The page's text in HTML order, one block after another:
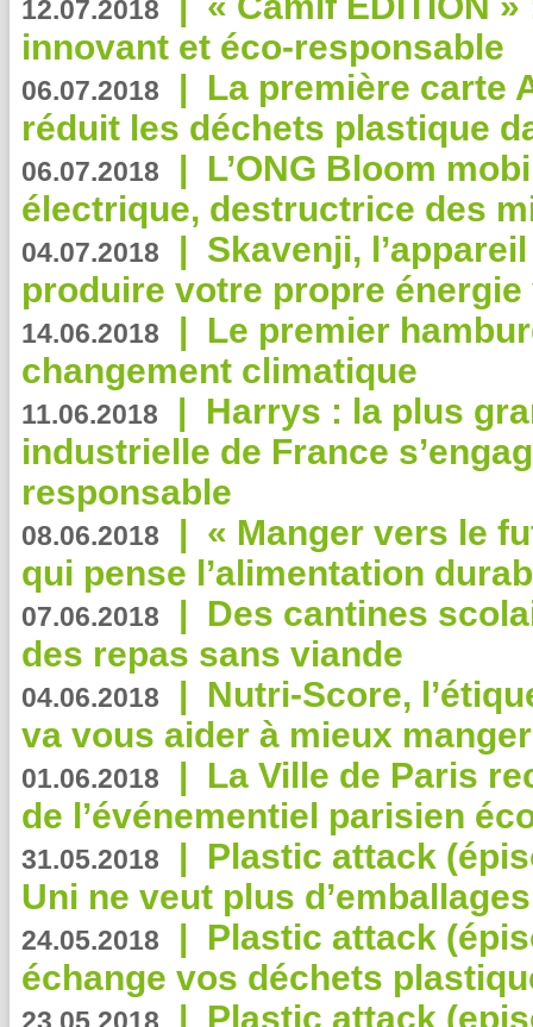
12.07.2018
innovant et éco-responsable
06.07.2018 | La première carte
réduit les déchets plastique
06.07.2018 | L’ONG Bloom
électrique, destructrice des
04.07.2018 | Skavenji,
produire votre propre
14.06.2018 | Le premier
changement climatique
11.06.2018 | Harrys : la plus
industrielle de France
responsable
08.06.2018 | « Manger vers le
qui pense l’alimentation
07.06.2018 | Des cantines
des repas sans viande
04.06.2018 | Nutri-Score,
va vous aider à mieux
01.06.2018 | La Ville de Paris
de l’événementiel parisien
31.05.2018 | Plastic attack
Uni ne veut plus
24.05.2018 | Plastic attack
échange vos déchets
| Plastic attack